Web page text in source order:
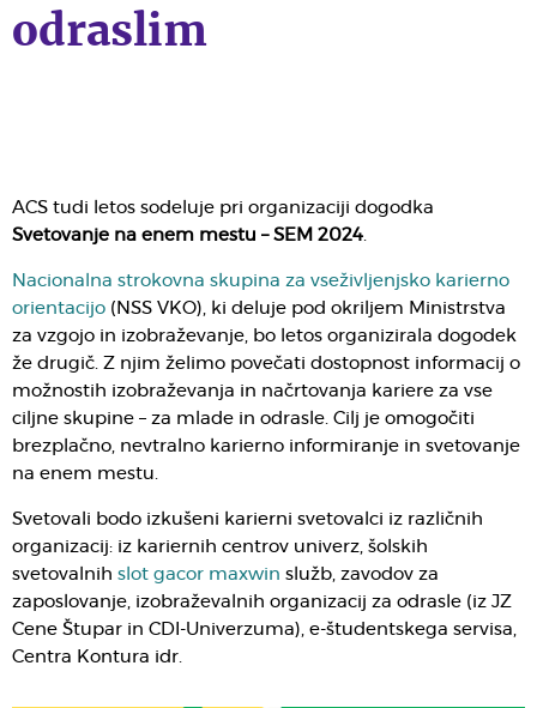
odraslim
ACS tudi letos sodeluje pri organizaciji dogodka
Svetovanje na enem mestu – SEM 2024.
Nacionalna strokovna skupina za vseživljenjsko karierno
orientacijo (NSS VKO), ki deluje pod okriljem Ministrstva
za vzgojo in izobraževanje, bo letos organizirala dogodek
že drugič. Z njim želimo povečati dostopnost informacij o
možnostih izobraževanja in načrtovanja kariere za vse
ciljne skupine – za mlade in odrasle. Cilj je omogočiti
brezplačno, nevtralno karierno informiranje in svetovanje
na enem mestu.
Svetovali bodo izkušeni karierni svetovalci iz različnih
organizacij: iz kariernih centrov univerz, šolskih
svetovalnih slot gacor maxwin služb, zavodov za
zaposlovanje, izobraževalnih organizacij za odrasle (iz JZ
Cene Štupar in CDI-Univerzuma), e-študentskega servisa,
Centra Kontura idr.